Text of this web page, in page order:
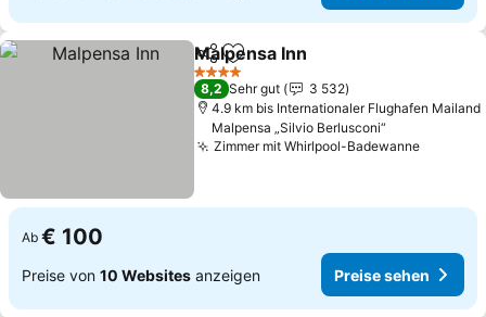
TeilenZu Favoriten hinzufügen
Malpensa Inn
4 Sterne
8,2 Sehr gut
3 532
4.9 km bis Internationaler Flughafen Mailand
Malpensa „Silvio Berlusconi“
Zimmer mit Whirlpool-BadewannePreise
Ab € 100
Preise von 10 Websites anzeigen Preise sehen